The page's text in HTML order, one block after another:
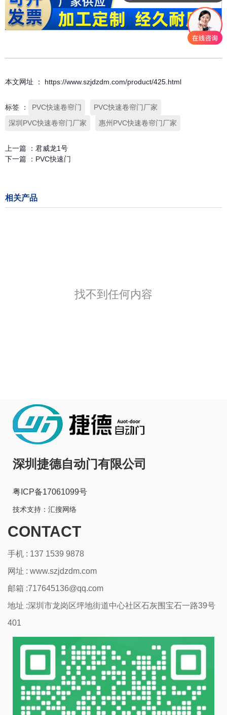
本文网址 ： https://www.szjdzdm.com/product/425.html
标签 ： PVC快速卷帘门
PVC快速卷帘门厂家
深圳PVC快速卷帘门厂家
惠州PVC快速卷帘门厂家
上一篇 ： 君威龙1号
下一篇 ： PVC快速门
相关产品
找不到任何内容
深圳捷德自动门有限公司
粤ICP备17061099号
技术支持： 汇搜网络
CONTACT
手机 : 137 1539 9878
网址 : www.szjdzdm.com
邮箱 :717645136@qq.com
地址 :深圳市龙岗区坪地街道中心社区石灰围宝石一路39号
401